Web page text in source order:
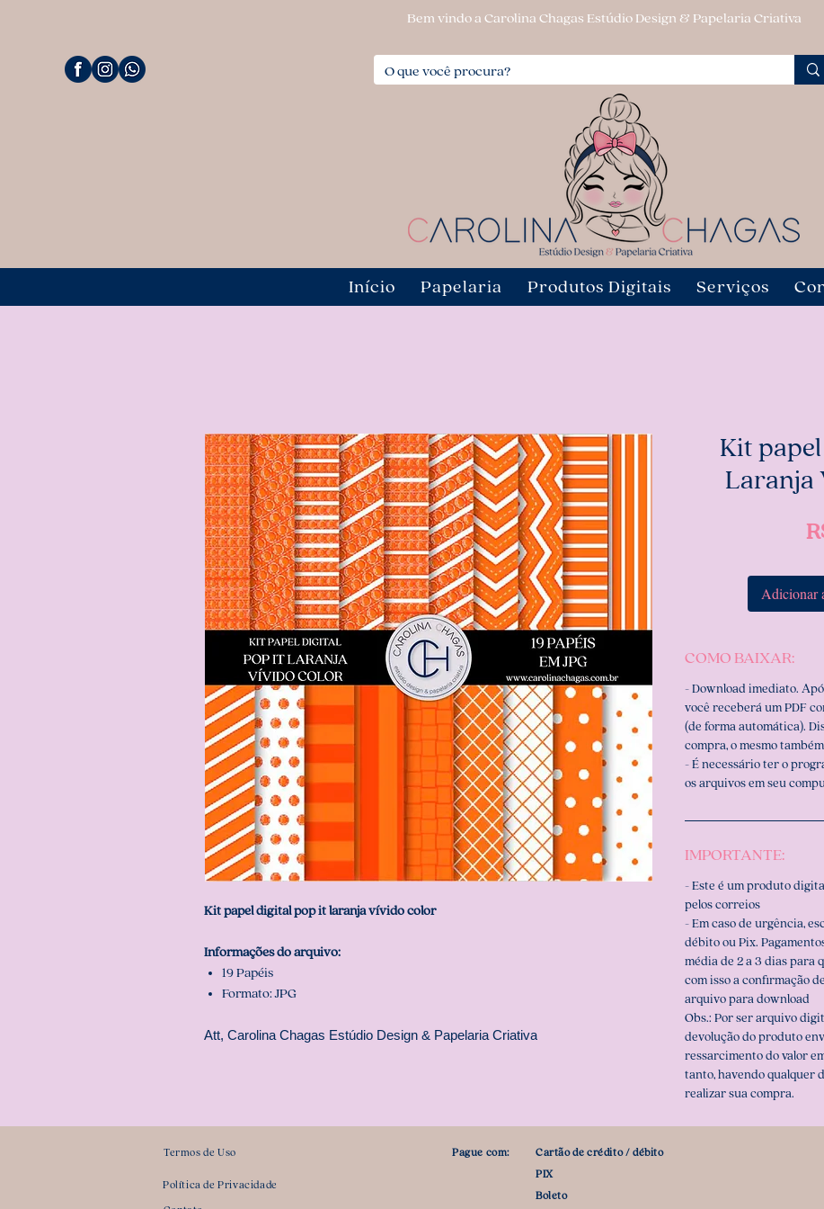
Bem vindo a Carolina Chagas Estúdio Design & Papelaria Criativa
Início Papelaria Produtos Digitais Serviços
Kit papel digital pop it laranja vívido color
Informações do arquivo:
19 Papéis
Formato: JPG
Att, Carolina Chagas Estúdio Design & Papelaria Criativa
Kit
Laranja
Adicionar
COMO BAIXAR:
- Download imediato.
você receberá um PDF
(de forma automática).
compra, o mesmo
- É necessário ter o
os arquivos em seu
IMPORTANTE:
- Este é um produto
pelos correios
- Em caso de urgência,
débito ou Pix.
média de 2 a 3 dias para
com isso a confirmação
arquivo para download
Obs.: Por ser arquivo
devolução do produto
ressarcimento do valor
tanto, havendo qualquer
realizar sua compra.
Termos de Uso
Política de Privacidade
Pague com:
Cartão de crédito / débito
PIX
Boleto